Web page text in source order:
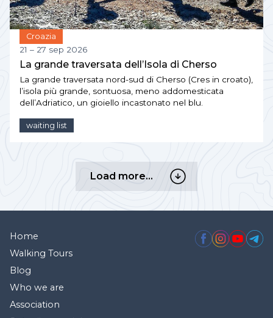
Croazia
21 – 27 sep 2026
La grande traversata dell’Isola di Cherso
La grande traversata nord-sud di Cherso (Cres in croato),
l’isola più grande, sontuosa, meno addomesticata
dell’Adriatico, un gioiello incastonato nel blu.
waiting list
Load more…
Load
more…
Home
Walking Tours
Blog
Who we are
Association